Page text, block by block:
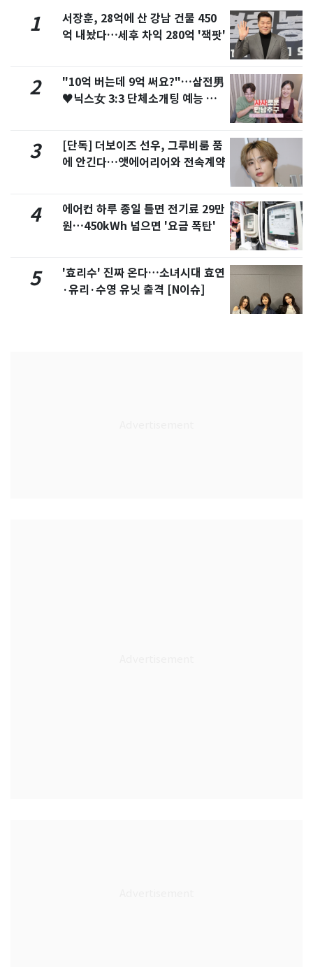
1
서장훈, 28억에 산 강남 건물 450
억 내놨다…세후 차익 280억 '잭팟'
2
"10억 버는데 9억 써요?"…삼전男
♥닉스女 3:3 단체소개팅 예능 화
3
[단독] 더보이즈 선우, 그루비룸 품
에 안긴다…앳에어리어와 전속계약
4
에어컨 하루 종일 틀면 전기료 29만
원…450kWh 넘으면 '요금 폭탄'
5
'효리수' 진짜 온다…소녀시대 효연
·유리·수영 유닛 출격 [N이슈]